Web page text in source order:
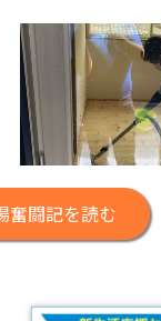
奮闘記を読む